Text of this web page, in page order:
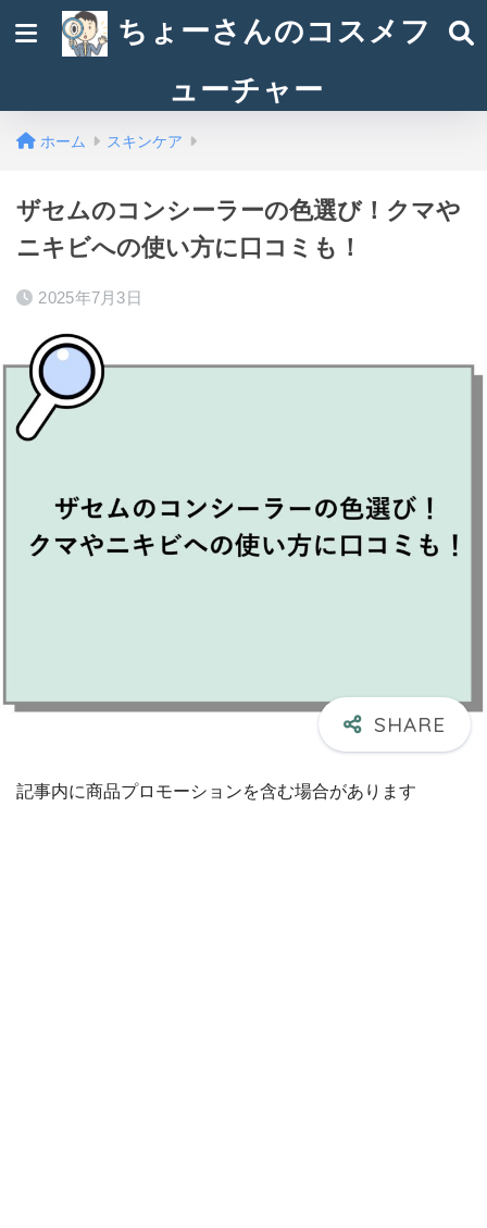
ちょーさんのコスメフ
ューチャー
ホーム スキンケア
ザセムのコンシーラーの色選び！クマや
ニキビへの使い方に口コミも！
2025年7月3日
記事内に商品プロモーションを含む場合があります